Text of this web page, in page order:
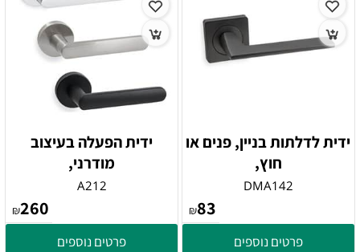
ידית לדלתות בניין, פנים או
חוץ,
DMA142
₪83
פרטים נוספים
ידית הפעלה בעיצוב
מודרני,
A212
₪260
פרטים נוספים